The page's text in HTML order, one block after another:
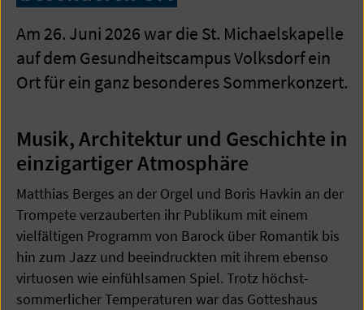
Am 26. Juni 2026 war die St. Michaelskapelle
auf dem Gesundheitscampus Volksdorf ein
Ort für ein ganz besonderes Sommerkonzert.
Musik, Architektur und Geschichte in
einzigartiger Atmosphäre
Matthias Berges an der Orgel und Boris Havkin an der
Trompete verzauberten ihr Publikum mit einem
vielfältigen Programm von Barock über Romantik bis
hin zum Jazz und beeindruckten mit ihrem ebenso
virtuosen wie einfühlsamen Spiel. Trotz höchst-
sommerlicher Temperaturen war das Gotteshaus